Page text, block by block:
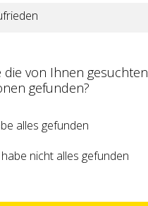
die von Ihnen gesuchten
gefunden?
alles gefunden
habe nicht alles gefunden